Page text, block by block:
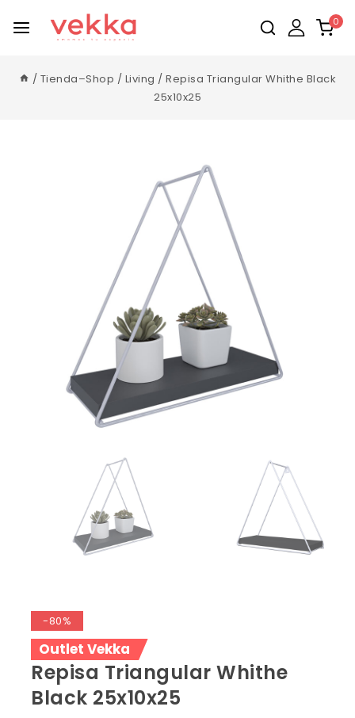
0
/ Tienda–Shop / Living / Repisa Triangular Whithe Black
25x10x25
-80%
Outlet Vekka
Repisa Triangular Whithe
Black 25x10x25